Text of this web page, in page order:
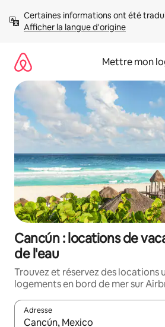
directement
Afficher la langue d'origine
Mettre mon
Cancún : locations de
de l'eau
Trouvez et réservez des locations
logements en bord de mer sur
Adresse
Lorsque les résultats s'affichent,